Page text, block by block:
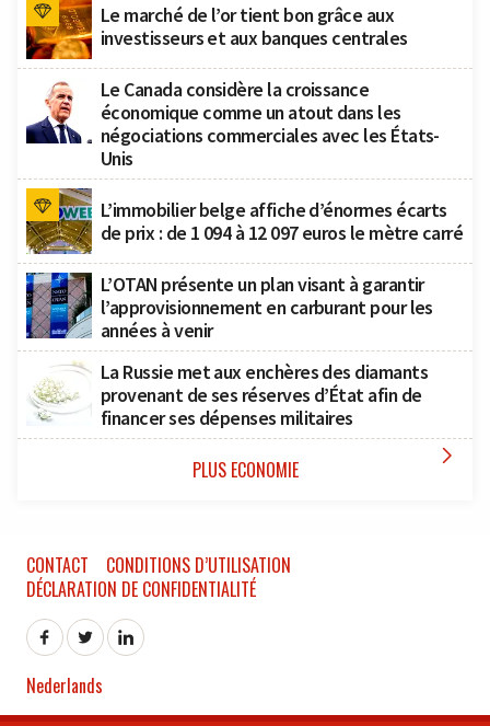
Le marché de l’or tient bon grâce aux
investisseurs et aux banques centrales
Le Canada considère la croissance
économique comme un atout dans les
négociations commerciales avec les États-
Unis
L’immobilier belge affiche d’énormes écarts
de prix : de 1 094 à 12 097 euros le mètre carré
L’OTAN présente un plan visant à garantir
l’approvisionnement en carburant pour les
années à venir
La Russie met aux enchères des diamants
provenant de ses réserves d’État afin de
financer ses dépenses militaires
PLUS ECONOMIE 
CONTACT
CONDITIONS D’UTILISATION
DÉCLARATION DE CONFIDENTIALITÉ
Nederlands